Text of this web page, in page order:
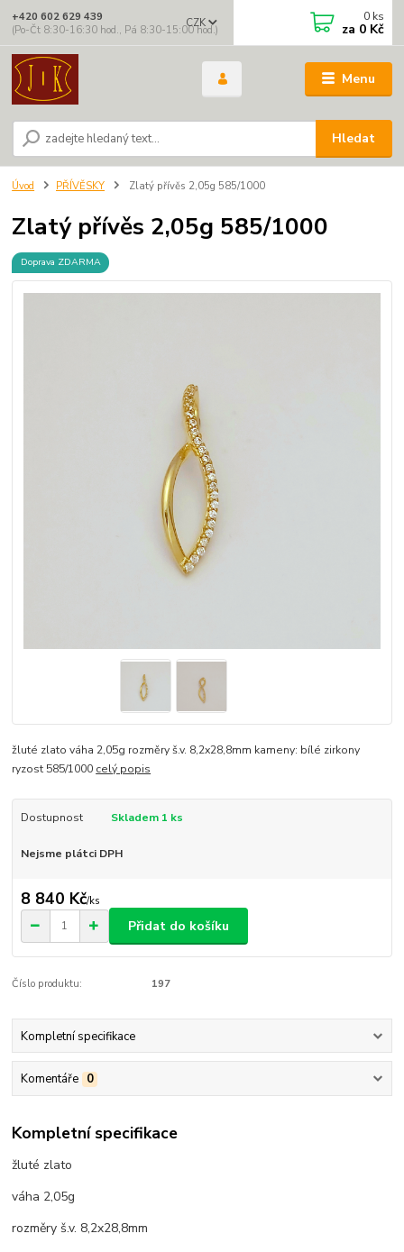
Menu
CZK
Hledat
+420 602 629 439
(Po-Čt 8:30-16:30 hod., Pá 8:30-15:00 hod.)
0 ks
za 0 Kč
Úvod PŘÍVĚSKY Zlatý přívěs 2,05g 585/1000
Zlatý přívěs 2,05g 585/1000
Doprava ZDARMA
žluté zlato váha 2,05g rozměry š.v. 8,2x28,8mm kameny: bílé zirkony
ryzost 585/1000 celý popis
Dostupnost Skladem 1 ks
Nejsme plátci DPH
8 840 Kč/ks
Přidat do košíku
Číslo produktu: 197
Kompletní specifikace
Komentáře 0
Kompletní specifikace
žluté zlato
váha 2,05g
rozměry š.v. 8,2x28,8mm